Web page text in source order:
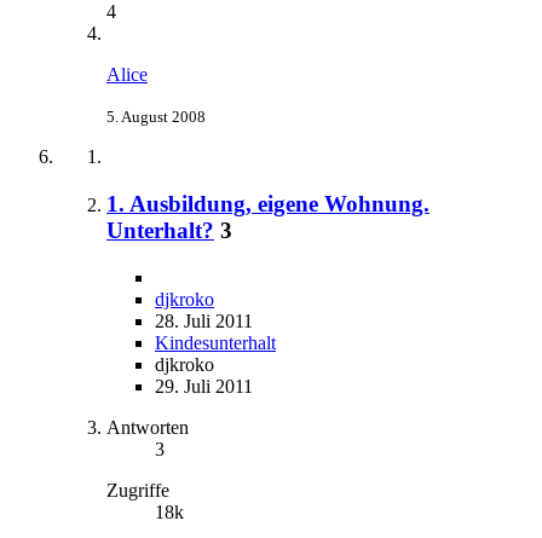
4
Alice
5. August 2008
1. Ausbildung, eigene Wohnung.
Unterhalt? 3
djkroko
28. Juli 2011
Kindesunterhalt
djkroko
29. Juli 2011
Antworten
3
Zugriffe
18k